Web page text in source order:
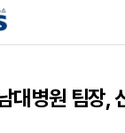
대병원 팀장,